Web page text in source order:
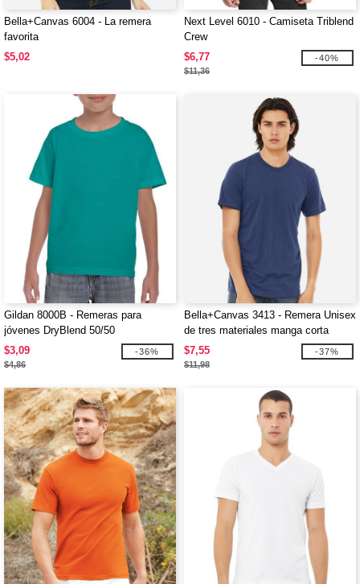
Bella+Canvas 6004 - La remera
favorita
$5,02
Next Level 6010 - Camiseta Triblend
Crew
$6,77
$11,36
-40%
Gildan 8000B - Remeras para
jóvenes DryBlend 50/50
$3,09
$4,86
-36%
Bella+Canvas 3413 - Remera Unisex
de tres materiales manga corta
$7,55
$11,98
-37%